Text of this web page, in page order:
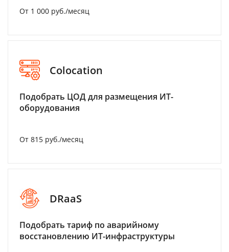
От 1 000 руб./месяц
Colocation
Подобрать ЦОД для размещения ИТ-
оборудования
От 815 руб./месяц
DRaaS
Подобрать тариф по аварийному
восстановлению ИТ-инфраструктуры